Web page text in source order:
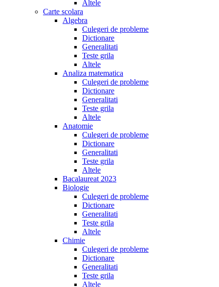
Altele
Carte scolara
Algebra
Culegeri de probleme
Dictionare
Generalitati
Teste grila
Altele
Analiza matematica
Culegeri de probleme
Dictionare
Generalitati
Teste grila
Altele
Anatomie
Culegeri de probleme
Dictionare
Generalitati
Teste grila
Altele
Bacalaureat 2023
Biologie
Culegeri de probleme
Dictionare
Generalitati
Teste grila
Altele
Chimie
Culegeri de probleme
Dictionare
Generalitati
Teste grila
Altele